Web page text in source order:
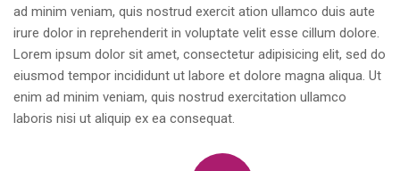
ad minim veniam, quis nostrud exercit ation ullamco duis aute
irure dolor in reprehenderit in voluptate velit esse cillum dolore.
Lorem ipsum dolor sit amet, consectetur adipisicing elit, sed do
eiusmod tempor incididunt ut labore et dolore magna aliqua. Ut
enim ad minim veniam, quis nostrud exercitation ullamco
laboris nisi ut aliquip ex ea consequat.